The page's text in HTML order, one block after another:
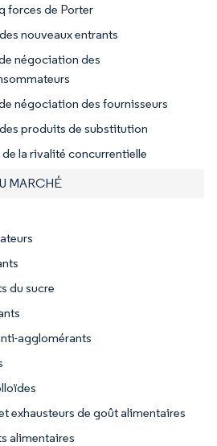
forces de Porter
nouveaux entrants
négociation des
négociation des fournisseurs
produits de substitution
la rivalité concurrentielle
MARCHÉ
du sucre
agglomérants
exhausteurs de goût alimentaires
alimentaires